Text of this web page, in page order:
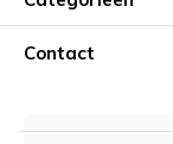
Contact